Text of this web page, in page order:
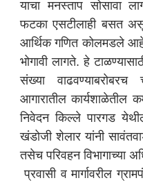
याचा मनस्ताप सोसावा
फटका एसटीलाही बसत
आर्थिक गणित कोलमडले आहे.
भोगावी लागते. हे
संख्या
आगारातील कार्यशाळेतील
निवेदन किल्ले पारगड
खंडोजी शेलार यांनी
तसेच परिवहन विभागाच्या
प्रवासी व मार्गावरील